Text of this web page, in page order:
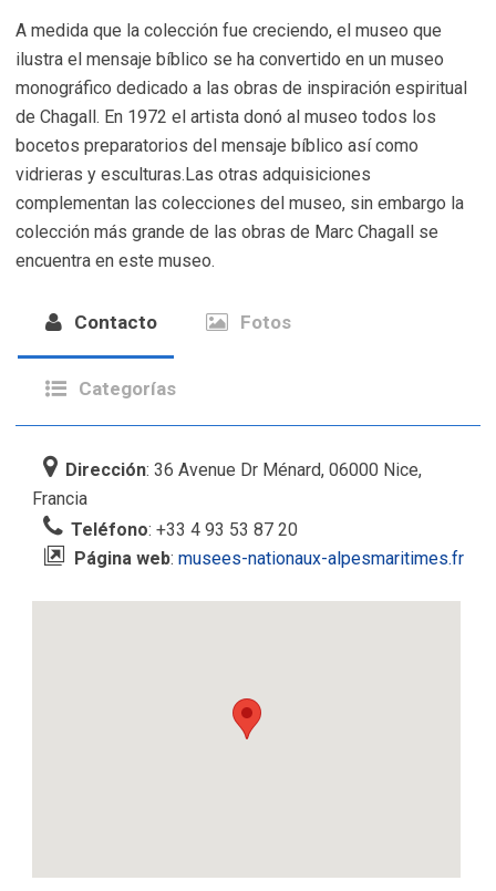
A medida que la colección fue creciendo, el museo que
ilustra el mensaje bíblico se ha convertido en un museo
monográfico dedicado a las obras de inspiración espiritual
de Chagall. En 1972 el artista donó al museo todos los
bocetos preparatorios del mensaje bíblico así como
vidrieras y esculturas.Las otras adquisiciones
complementan las colecciones del museo, sin embargo la
colección más grande de las obras de Marc Chagall se
encuentra en este museo.
Contacto Fotos
Categorías
Dirección: 36 Avenue Dr Ménard, 06000 Nice,
Francia
Teléfono: +33 4 93 53 87 20
Página web: musees-nationaux-alpesmaritimes.fr